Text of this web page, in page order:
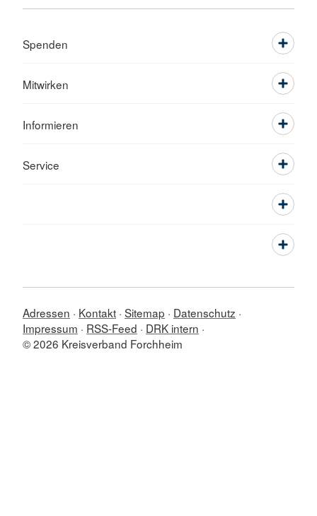
Spenden
Mitwirken
Informieren
Service
Adressen Kontakt Sitemap
Datenschutz
Impressum
RSS-Feed
DRK intern
© 2026 Kreisverband Forchheim